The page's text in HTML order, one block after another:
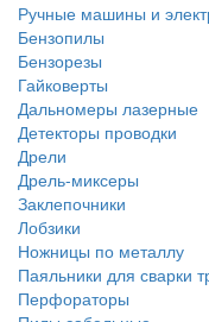
Ручные машины и
Бензопилы
Бензорезы
Гайковерты
Дальномеры лазерные
Детекторы проводки
Дрели
Дрель-миксеры
Заклепочники
Лобзики
Ножницы по металлу
Паяльники для сварки
Перфораторы